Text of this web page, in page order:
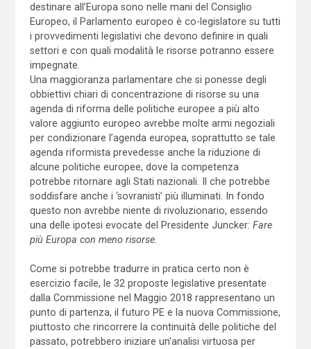
destinare all’Europa sono nelle mani del Consiglio
Europeo, il Parlamento europeo è co-legislatore su tutti
i provvedimenti legislativi che devono definire in quali
settori e con quali modalità le risorse potranno essere
impegnate.
Una maggioranza parlamentare che si ponesse degli
obbiettivi chiari di concentrazione di risorse su una
agenda di riforma delle politiche europee a più alto
valore aggiunto europeo avrebbe molte armi negoziali
per condizionare l’agenda europea, soprattutto se tale
agenda riformista prevedesse anche la riduzione di
alcune politiche europee, dove la competenza
potrebbe ritornare agli Stati nazionali. Il che potrebbe
soddisfare anche i ‘sovranisti’ più illuminati. In fondo
questo non avrebbe niente di rivoluzionario, essendo
una delle ipotesi evocate del Presidente Juncker: Fare
più Europa con meno risorse.
Come si potrebbe tradurre in pratica certo non è
esercizio facile, le 32 proposte legislative presentate
dalla Commissione nel Maggio 2018 rappresentano un
punto di partenza, il futuro PE e la nuova Commissione,
piuttosto che rincorrere la continuità delle politiche del
passato, potrebbero iniziare un’analisi virtuosa per